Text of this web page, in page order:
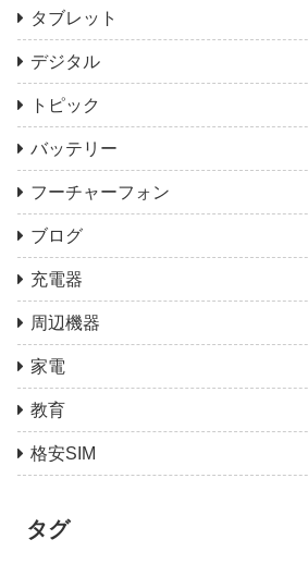
タブレット
デジタル
トピック
バッテリー
フーチャーフォン
ブログ
充電器
周辺機器
家電
教育
格安SIM
タグ